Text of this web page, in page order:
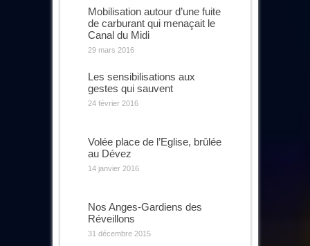
Mobilisation autour d’une fuite
de carburant qui menaçait le
Canal du Midi
29 mars 2016
Les sensibilisations aux
gestes qui sauvent
24 février 2016
Volée place de l’Eglise, brûlée
au Dévez
14 janvier 2016
Nos Anges-Gardiens des
Réveillons
31 décembre 2015